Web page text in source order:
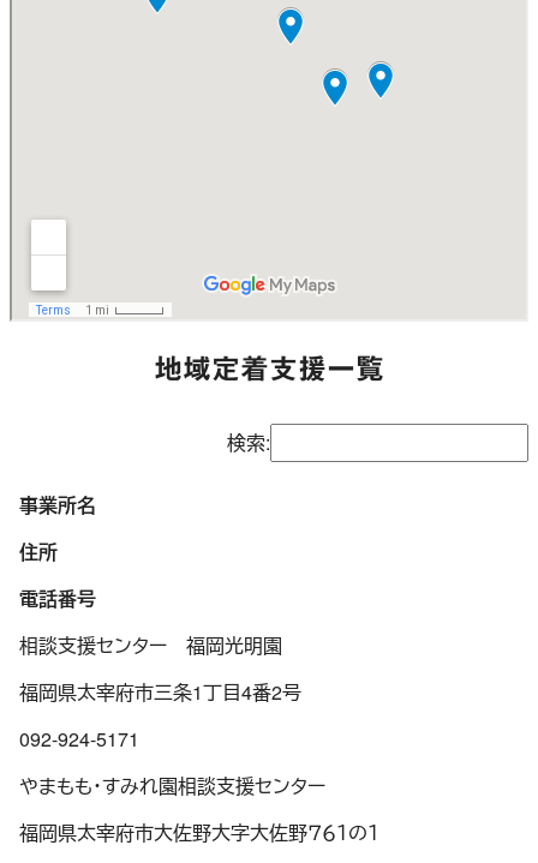
地域定着支援一覧
検索:
事業所名
住所
電話番号
相談支援センター 福岡光明園
福岡県太宰府市三条1丁目4番2号
092-924-5171
やまもも・すみれ園相談支援センター
福岡県太宰府市大佐野大字大佐野７６１の１